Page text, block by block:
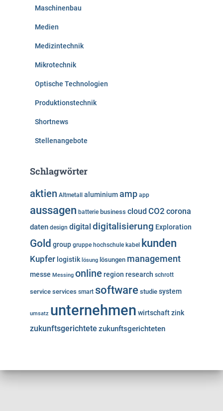
Maschinenbau
Medien
Medizintechnik
Mikrotechnik
Optische Technologien
Produktionstechnik
Shortnews
Stellenangebote
Schlagwörter
aktien Altmetall aluminiumamp app
aussagen batterie business cloud CO2 corona
daten design digital digitalisierung Exploration
Gold group gruppe hochschule kabel kunden
Kupfer logistik lösung lösungen management
messe Messing online region research schrott
service services smart software studie system
umsatz unternehmen wirtschaftzink
zukunftsgerichtete zukunftsgerichteten